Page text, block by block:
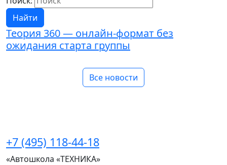
Найти
Теория 360 — онлайн-формат без
ожидания старта группы
Все новости
+7 (495) 118-44-18
«Автошкола «ТЕХНИКА»